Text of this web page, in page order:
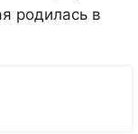
родилась в